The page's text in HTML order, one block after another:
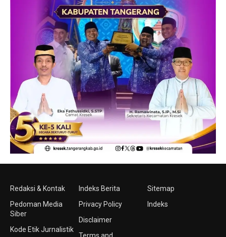
Redaksi & Kontak
Pedoman Media
Siber
Kode Etik Jurnalistik
Indeks Berita
Privacy Policy
Disclaimer
Sitemap
Indeks